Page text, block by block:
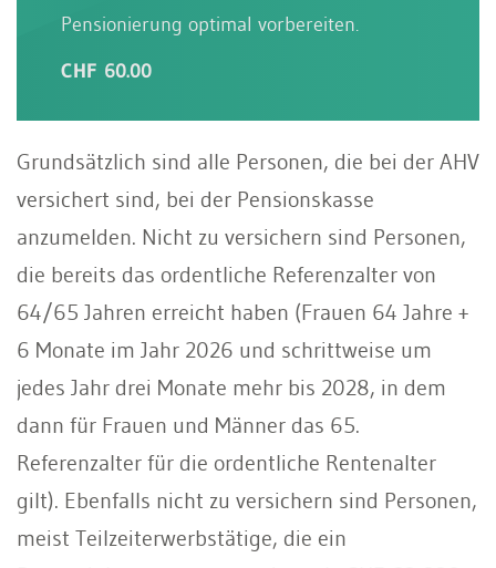
Pensionierung optimal vorbereiten.
CHF 60.00
Grundsätzlich sind alle Personen, die bei der AHV
versichert sind, bei der Pensionskasse
anzumelden. Nicht zu versichern sind Personen,
die bereits das ordentliche Referenzalter von
64/65 Jahren erreicht haben (Frauen 64 Jahre +
6 Monate im Jahr 2026 und schrittweise um
jedes Jahr drei Monate mehr bis 2028, in dem
dann für Frauen und Männer das 65.
Referenzalter für die ordentliche Rentenalter
gilt). Ebenfalls nicht zu versichern sind Personen,
meist Teilzeiterwerbstätige, die ein